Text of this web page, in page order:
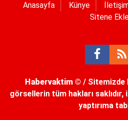
Anasayfa Künye
Sitene
Habervaktim © / Sitemizde
görsellerin tüm hakları saklıdır,
yaptırıma